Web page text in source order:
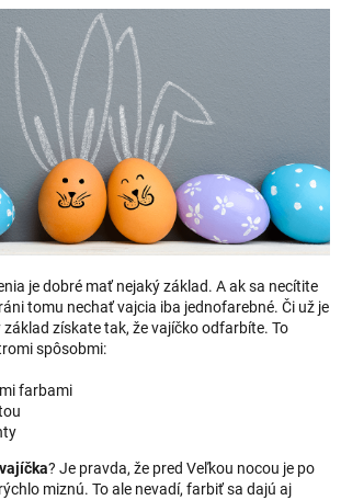
je dobré mať nejaký základ. A ak sa necítite
tomu nechať vajcia iba jednofarebné. Či už je
získate tak, že vajíčko odfarbíte. To
spôsobmi:
farbami
? Je pravda, že pred Veľkou nocou je po
miznú. To ale nevadí, farbiť sa dajú aj